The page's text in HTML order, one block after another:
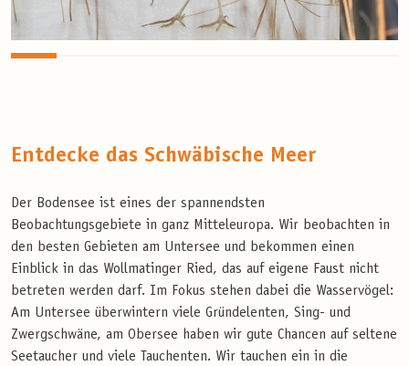
Entdecke das Schwäbische Meer
Der Bodensee ist eines der spannendsten
Beobachtungsgebiete in ganz Mitteleuropa. Wir beobachten in
den besten Gebieten am Untersee und bekommen einen
Einblick in das Wollmatinger Ried, das auf eigene Faust nicht
betreten werden darf. Im Fokus stehen dabei die Wasservögel:
Am Untersee überwintern viele Gründelenten, Sing- und
Zwergschwäne, am Obersee haben wir gute Chancen auf seltene
Seetaucher und viele Tauchenten. Wir tauchen ein in die